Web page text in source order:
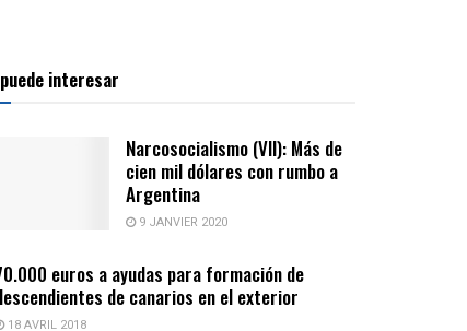
interesar
Narcosocialismo (VII): Más de
cien mil dólares con rumbo a
Argentina
9 JANVIER 2020
euros a ayudas para formación de
de canarios en el exterior
18 AVRIL 2018